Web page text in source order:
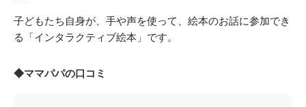
子どもたち自身が、手や声を使って、絵本のお話に参加でき
る「インタラクティブ絵本」です。
◆ママパパの口コミ